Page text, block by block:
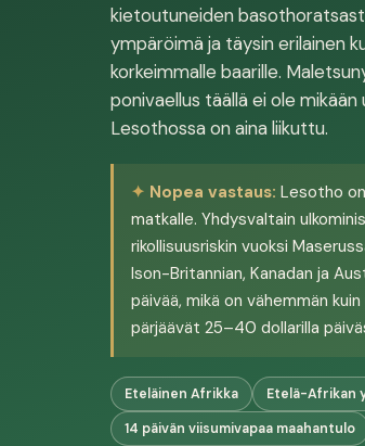
kietoutuneiden
ympäröimä ja täysin erilainen
korkeimmalle baarille.
ponivaellus täällä ei ole mikään
Lesothossa on aina liikuttu.
Nopea vastaus: Lesotho
matkalle. Yhdysvaltain
rikollisuusriskin vuoksi
Ison-Britannian, Kanadan ja
päivää, mikä on vähemmän
pärjäävät 25–40 dollarilla
Eteläinen Afrikka Etelä-Afrikan
14 päivän viisumivapaa maahantulo